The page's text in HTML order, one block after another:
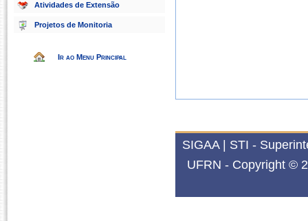
Atividades de Extensão
Projetos de Monitoria
Ir ao Menu Principal
SIGAA | STI -
UFRN - Copyright ©